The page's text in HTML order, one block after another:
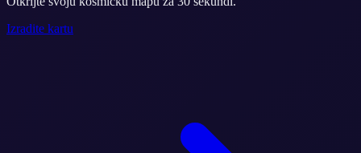
Izradite kartu